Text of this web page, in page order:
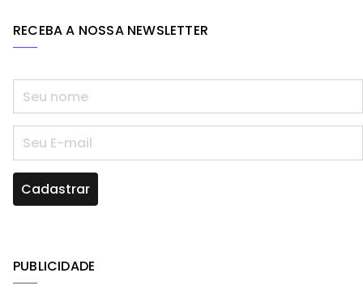
RECEBA A NOSSA NEWSLETTER
PUBLICIDADE